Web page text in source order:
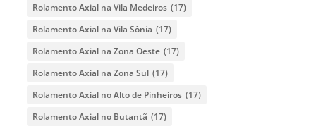
Rolamento Axial na Vila Medeiros (17)
Rolamento Axial na Vila Sônia (17)
Rolamento Axial na Zona Oeste (17)
Rolamento Axial na Zona Sul (17)
Rolamento Axial no Alto de Pinheiros (17)
Rolamento Axial no Butantã (17)